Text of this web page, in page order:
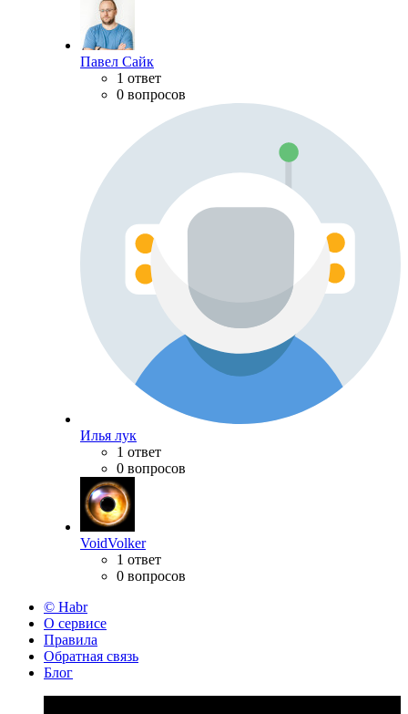
Павел Сайк
1 ответ
0 вопросов
Илья лук
1 ответ
0 вопросов
VoidVolker
1 ответ
0 вопросов
© Habr
О сервисе
Правила
Обратная связь
Блог